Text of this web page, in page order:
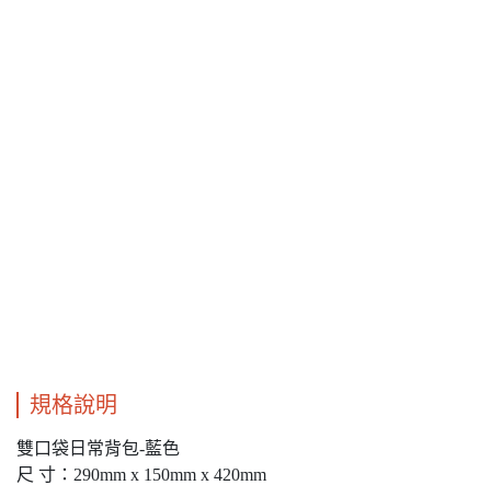
規格說明
雙口袋日常背包-藍色
尺 寸：290mm x 150mm x 420mm